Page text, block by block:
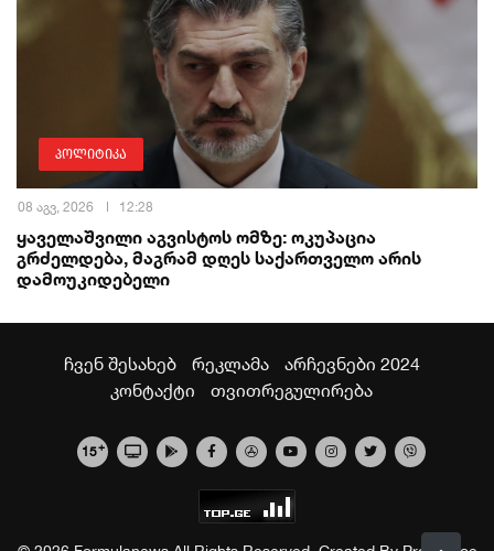
პოლიტიკა
08 აგვ, 2026 12:28
ყაველაშვილი აგვისტოს ომზე: ოკუპაცია
გრძელდება, მაგრამ დღეს საქართველო არის
დამოუკიდებელი
ჩვენ შესახებ რეკლამა
არჩევნები 2024
კონტაქტი
თვითრეგულირება
15+